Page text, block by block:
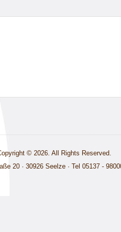
© 2026. All Rights Reserved.
20 · 30926 Seelze · Tel 05137 -